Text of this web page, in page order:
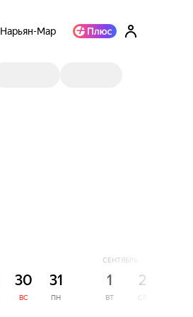
Нарьян-Мар
30
ВС
31
ПН
СЕНТЯБРЬ
1
ВТ
2